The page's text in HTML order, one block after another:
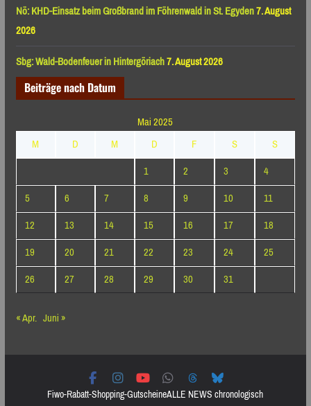
Nö: KHD-Einsatz beim Großbrand im Föhrenwald in St. Egyden7. August
2026
Sbg: Wald-Bodenfeuer in Hintergöriach7. August 2026
Beiträge nach Datum
Mai 2025
M
D M D F S
S
1
2 3
4
5
6 7 8 9 10
11
12
13 14 15 16 17
18
19
20 21 22 23 24
25
26
27 28 29 30
31
« Apr. Juni »
Fiwo-Rabatt-Shopping-GutscheineALLE NEWS chronologisch